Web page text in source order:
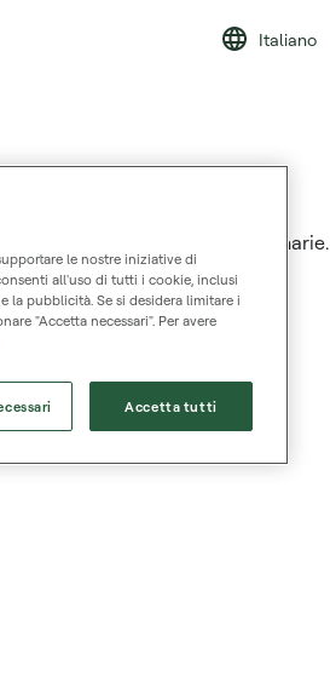
Italiano
tutte le tranche obbligazionarie.
le nostre iniziative di
all'uso di tutti i cookie, inclusi
la pubblicità. Se si desidera limitare i
"Accetta necessari". Per avere
Accetta tutti